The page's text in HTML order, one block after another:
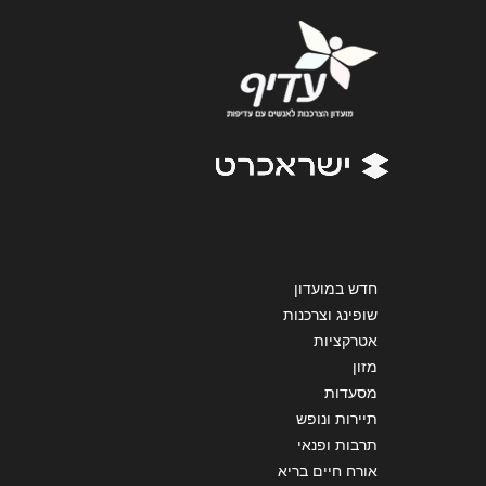
אנא חזרו אלי בקשר ל...
חדש במועדון
שופינג וצרכנות
אטרקציות
מזון
מסעדות
תיירות ונופש
תרבות ופנאי
אורח חיים בריא